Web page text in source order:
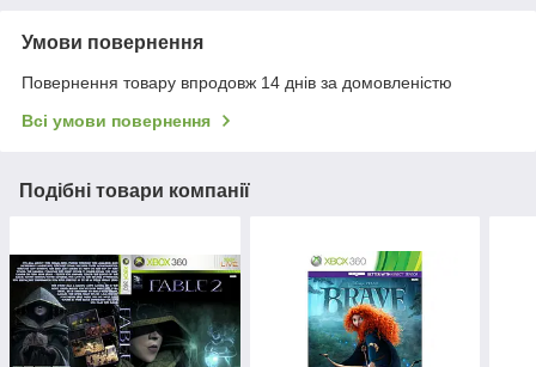
Умови повернення
Повернення товару впродовж 14 днів за домовленістю
Всі умови повернення
Подібні товари компанії